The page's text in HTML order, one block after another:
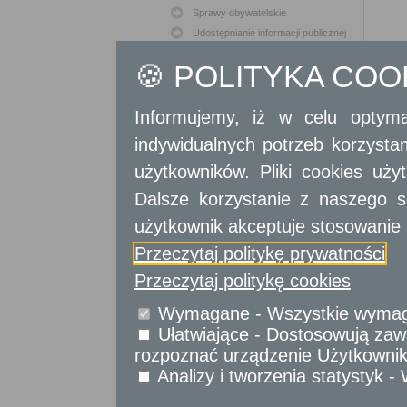
Sprawy obywatelskie
Udostępnianie informacji publicznej
Usługi
urzędów
🍪 POLITYKA
Informujemy, iż w celu
indywidualnych potrzeb
użytkowników. Pliki cookies
Dalsze korzystanie z naszego
użytkownik akceptuje stosowanie
Przeczytaj politykę prywatności
Przeczytaj politykę cookies
Wymagane - Wszystkie
Ułatwiające - Dostosowują
rozpoznać urządzenie
Analizy i tworzenia statystyk -